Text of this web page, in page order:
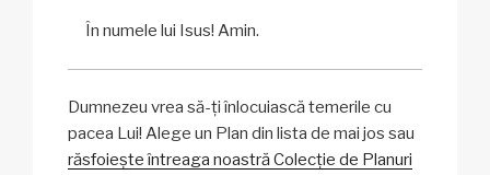
În numele lui Isus! Amin.
Dumnezeu vrea să-ți înlocuiască temerile cu
pacea Lui! Alege un Plan din lista de mai jos sau
răsfoiește întreaga noastră Colecție de Planuri